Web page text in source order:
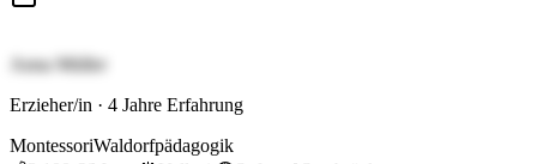
Anna Müller
Erzieher/in · 4 Jahre Erfahrung
MontessoriWaldorfpädagogik